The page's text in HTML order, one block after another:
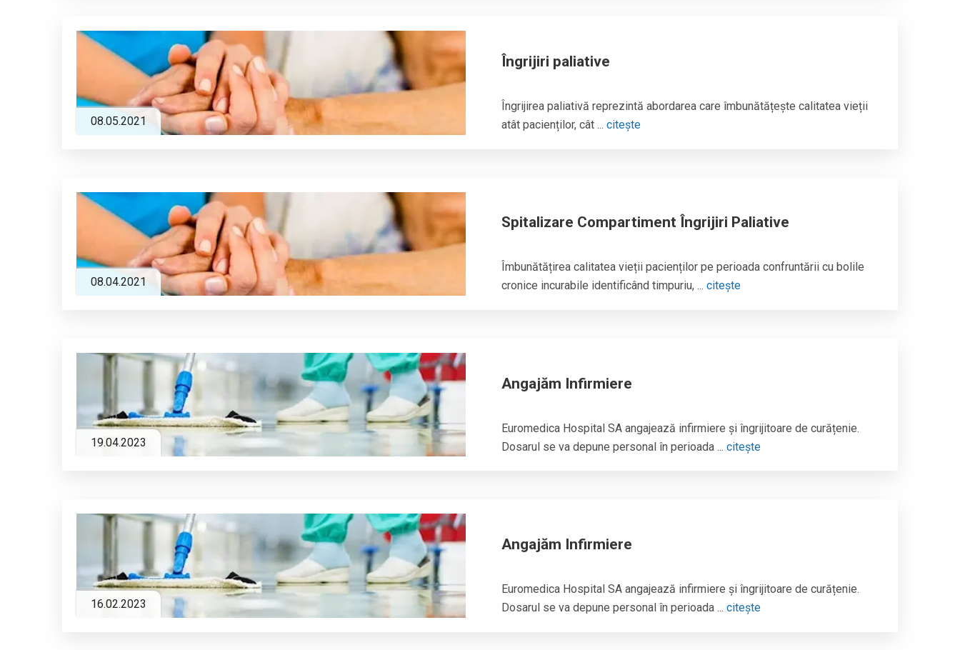
08.05.2021
Îngrijiri paliative
Îngrijirea paliativă reprezintă abordarea care îmbunătățește calitatea vieții
atât pacienților, cât ... citește
08.04.2021
Spitalizare Compartiment Îngrijiri Paliative
Îmbunătățirea calitatea vieții pacienților pe perioada confruntării cu bolile
cronice incurabile identificând timpuriu, ... citește
19.04.2023
Angajăm Infirmiere
Euromedica Hospital SA angajează infirmiere și îngrijitoare de curățenie.
Dosarul se va depune personal în perioada ... citește
16.02.2023
Angajăm Infirmiere
Euromedica Hospital SA angajează infirmiere și îngrijitoare de curățenie.
Dosarul se va depune personal în perioada ... citește